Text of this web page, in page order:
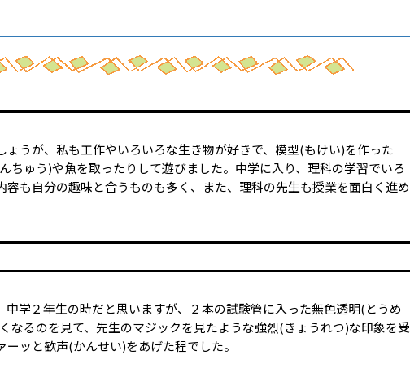
ょうが、私も工作やいろいろな生き物が好きで、模型(もけい)を作った
ちゅう)や魚を取ったりして遊びました。中学に入り、理科の学習でいろ
容も自分の趣味と合うものも多く、また、理科の先生も授業を面白く進め
中学２年生の時だと思いますが、２本の試験管に入った無色透明(とうめ
なるのを見て、先生のマジックを見たような強烈(きょうれつ)な印象を受
ッと歓声(かんせい)をあげた程でした。